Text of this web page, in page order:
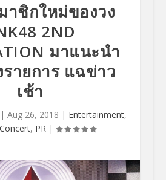
าชิกใหม่ของวง
2ND
มาแนะนำ
ายการ แฉข่าว
เช้า
Aug 26, 2018 | Entertainment,
, PR|